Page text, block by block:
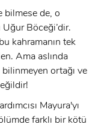
bilmese de, o
Böceği’dir.
kahramanın tek
Ama aslında
ortağı ve
Mayura'yı
farklı bir kötü